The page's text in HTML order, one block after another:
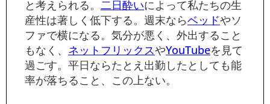
と考えられる。 二日酔いによって私たちの生
産性は著しく低下する。週末ならベッドやソ
ファで横になる。気分が悪く、外出すること
もなく、 ネットフリックスやYouTubeを見て
過ごす。平日ならたとえ出勤したとしても能
率が落ちること、この上ない。